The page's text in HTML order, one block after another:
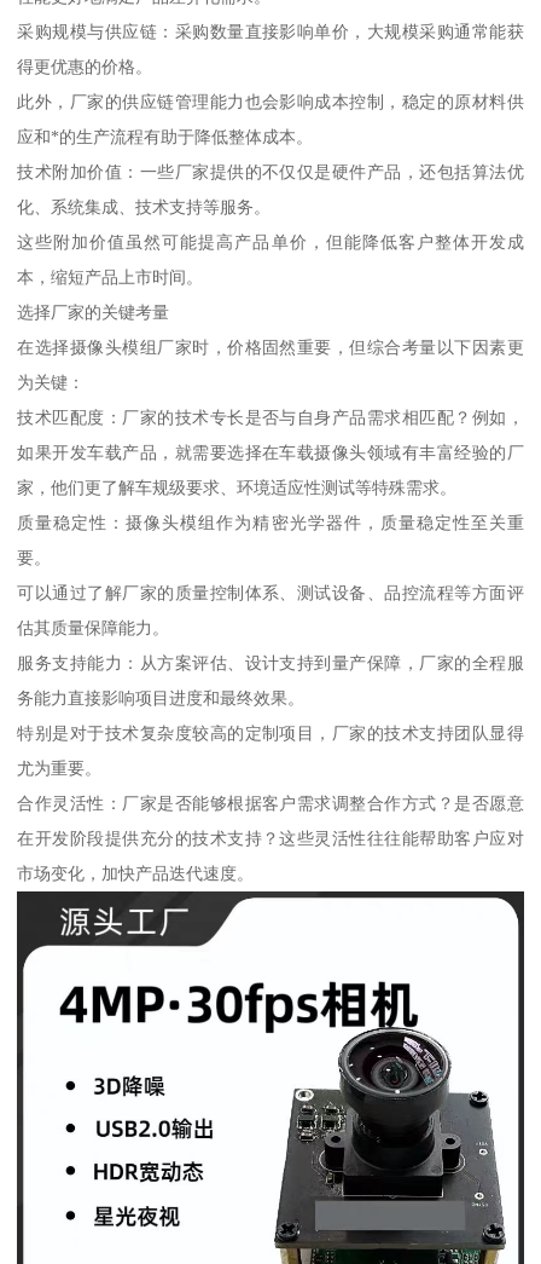
采购规模与供应链：采购数量直接影响单价，大规模采购通常能获
得更优惠的价格。
此外，厂家的供应链管理能力也会影响成本控制，稳定的原材料供
应和*的生产流程有助于降低整体成本。
技术附加价值：一些厂家提供的不仅仅是硬件产品，还包括算法优
化、系统集成、技术支持等服务。
这些附加价值虽然可能提高产品单价，但能降低客户整体开发成
本，缩短产品上市时间。
选择厂家的关键考量
在选择摄像头模组厂家时，价格固然重要，但综合考量以下因素更
为关键：
技术匹配度：厂家的技术专长是否与自身产品需求相匹配？例如，
如果开发车载产品，就需要选择在车载摄像头领域有丰富经验的厂
家，他们更了解车规级要求、环境适应性测试等特殊需求。
质量稳定性：摄像头模组作为精密光学器件，质量稳定性至关重
要。
可以通过了解厂家的质量控制体系、测试设备、品控流程等方面评
估其质量保障能力。
服务支持能力：从方案评估、设计支持到量产保障，厂家的全程服
务能力直接影响项目进度和最终效果。
特别是对于技术复杂度较高的定制项目，厂家的技术支持团队显得
尤为重要。
合作灵活性：厂家是否能够根据客户需求调整合作方式？是否愿意
在开发阶段提供充分的技术支持？这些灵活性往往能帮助客户应对
市场变化，加快产品迭代速度。